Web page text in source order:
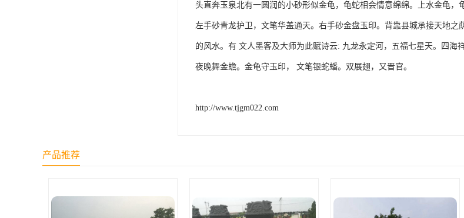
永宁园公墓
头直奔玉泉北有一圆润的小砂形似金龟，龟蛇相会情意绵绵。上水金龟，
左手砂青龙护卫，文笔华盖通天。右手砂金盘玉印。背靠县城承接天地
的风水。有 文人墨客及大师为此赋诗云: 九龙永定河，五福七星天。四海
夜晚舞金蟾。金龟守玉印， 文笔银蛇蟠。双展翅，又晋官。
http://www.tjgm022.com
产品推荐